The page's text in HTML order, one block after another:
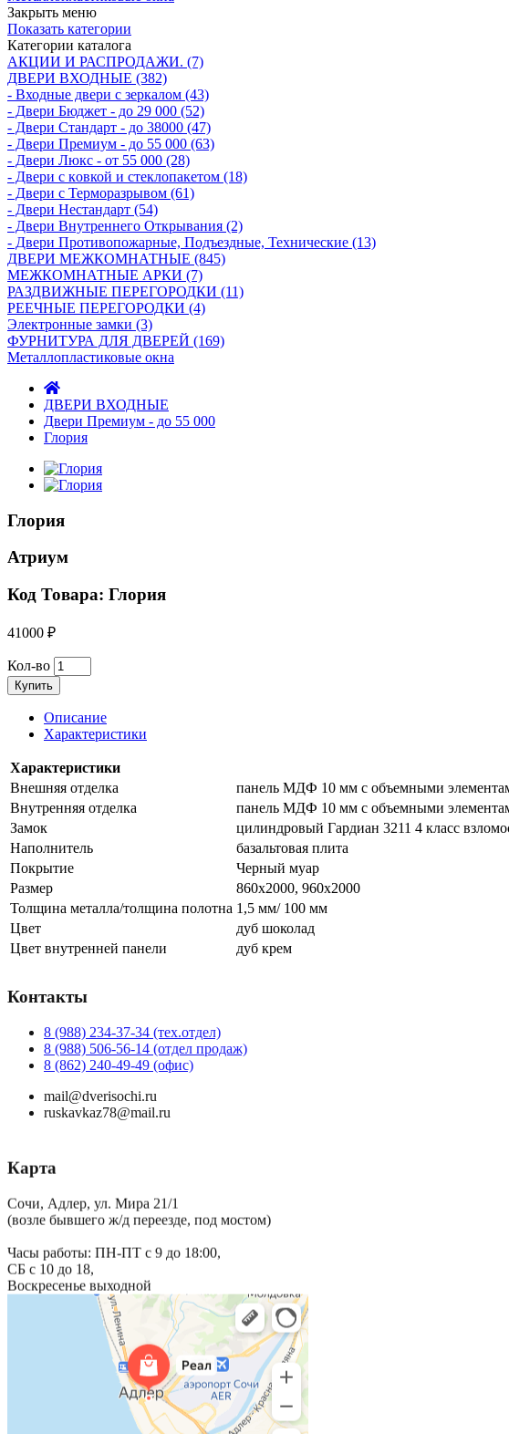
Закрыть меню
Показать категории
Категории каталога
АКЦИИ И РАСПРОДАЖИ. (7)
ДВЕРИ ВХОДНЫЕ (382)
- Входные двери с зеркалом (43)
- Двери Бюджeт - до 29 000 (52)
- Двери Стaндaрт - до 38000 (47)
- Двери Прeмиум - до 55 000 (63)
- Двери Люкс - от 55 000 (28)
- Двери с кoвкой и стеклопакетом (18)
- Двери с Терморазрывом (61)
- Двери Нecтaндaрт (54)
- Двери Внутреннего Открывания (2)
- Двери Противопожарные, Подъездные, Технические (13)
ДВЕРИ МЕЖКОМНАТНЫЕ (845)
МЕЖКОМНАТНЫЕ АРКИ (7)
РАЗДВИЖНЫЕ ПЕРЕГОРОДКИ (11)
РЕЕЧНЫЕ ПЕРЕГОРОДКИ (4)
Электронные замки (3)
ФУРНИТУРА ДЛЯ ДВЕРЕЙ (169)
Металлопластиковые окна
ДВЕРИ ВХОДНЫЕ
Двери Прeмиум - до 55 000
Глория
Глория
Атриум
Код Товара: Глория
41000 ₽
Кол-во
Купить
Описание
Характеристики
Характеристики
Внешняя отделка
панель МДФ 10 мм с объемными
Внутренняя отделка
панель МДФ 10 мм с объемными
Замок
цилиндровый Гардиан 3211 4 класс
Наполнитель
базальтовая плита
Покрытие
Черный муар
Размер
860х2000, 960х2000
Толщина металла/толщина полотна 1,5 мм/ 100 мм
Цвет
дуб шоколад
Цвет внутренней панели
дуб крем
Контакты
8 (988) 234-37-34 (тех.отдел)
8 (988) 506-56-14 (отдел продаж)
8 (862) 240-49-49 (офис)
mail@dverisochi.ru
ruskavkaz78@mail.ru
Карта
Сочи, Адлер, ул. Мира 21/1
(возле бывшего ж/д переезде, под мостом)
Часы работы: ПН-ПТ с 9 до 18:00,
СБ с 10 до 18,
Воскресенье выходной